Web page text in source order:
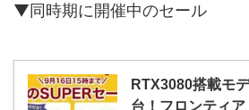
▼同時期に開催中のセール
RTX3080搭載モ
台！フロンティ